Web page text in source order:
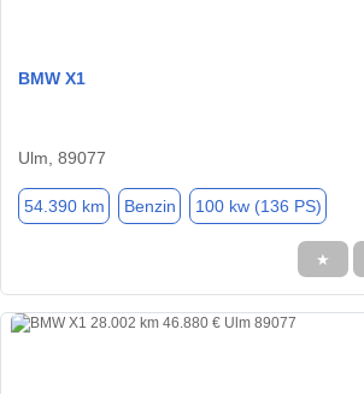
BMW X1
Ulm, 89077
54.390 km Benzin 100 kw (136 PS)
★